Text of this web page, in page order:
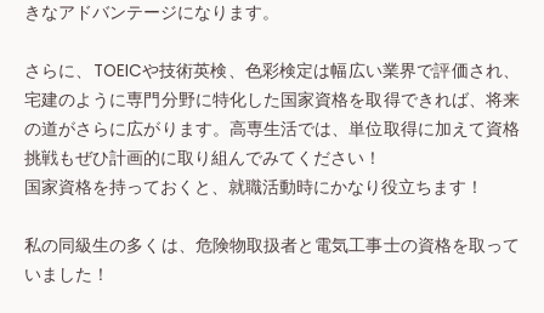
きなアドバンテージになります。
さらに、TOEICや技術英検、色彩検定は幅広い業界で評価され、
宅建のように専門分野に特化した国家資格を取得できれば、将来
の道がさらに広がります。高専生活では、単位取得に加えて資格
挑戦もぜひ計画的に取り組んでみてください！
国家資格を持っておくと、就職活動時にかなり役立ちます！
私の同級生の多くは、危険物取扱者と電気工事士の資格を取って
いました！